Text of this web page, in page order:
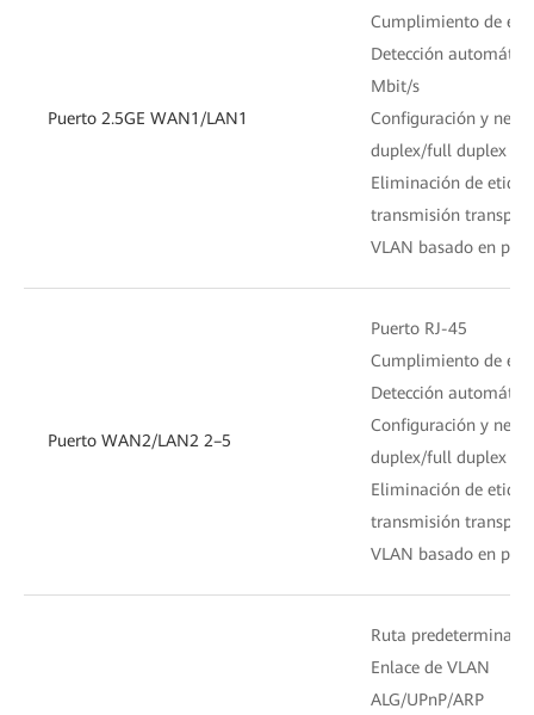
Puerto 2.5GE WAN1/LAN1
Cumplimiento de
Detección
Mbit/s
Configuración y
duplex/full duplex
Eliminación de
transmisión
VLAN basado en
Puerto WAN2/LAN2 2–5
Puerto RJ-45
Cumplimiento de
Detección
Configuración y
duplex/full duplex
Eliminación de
transmisión
VLAN basado en
Ruta
Enlace de VLAN
ALG/UPnP/ARP